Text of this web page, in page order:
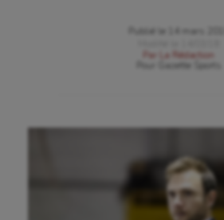
Publié le
14 mars 2018
Par
La Rédaction
Gazette Sports